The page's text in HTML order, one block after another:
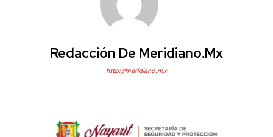
Redacción De Meridiano.mx
http://meridiano.mx